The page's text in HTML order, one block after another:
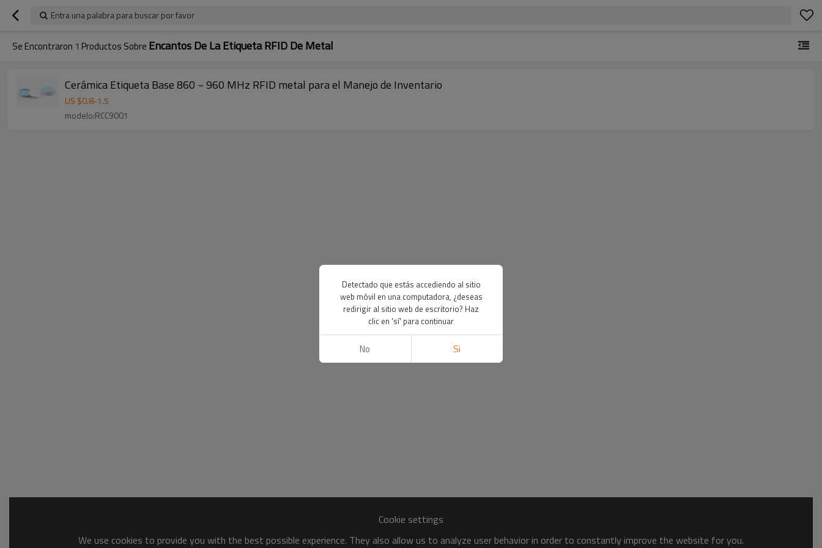
Entra una palabra para buscar por favor
Se Encontraron 1 Productos Sobre Encantos De La Etiqueta RFID De Metal
Cerámica Etiqueta Base 860 ~ 960 MHz RFID metal para el Manejo de Inventario
US $0.8-1.5
modelo:RCC9001
Cookie settings
We use cookies to provide you with the best possible experience. They also allow us to analyze user behavior in order to constantly improve the website for you.
Detectado que estás accediendo al sitio
web móvil en una computadora, ¿deseas
redirigir al sitio web de escritorio? Haz
clic en 'sí' para continuar
No Si